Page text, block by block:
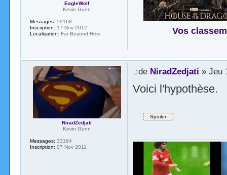
Vos
EagleWolf
Kevin Gunn
Messages: 59168
Inscription: 17 Nov 2012
Localisation: Far Beyond Here
de NiradZedjati » Jeu
Voici l'hypothèse.
NiradZedjati
Kevin Gunn
Messages: 33164
Inscription: 07 Nov 2011